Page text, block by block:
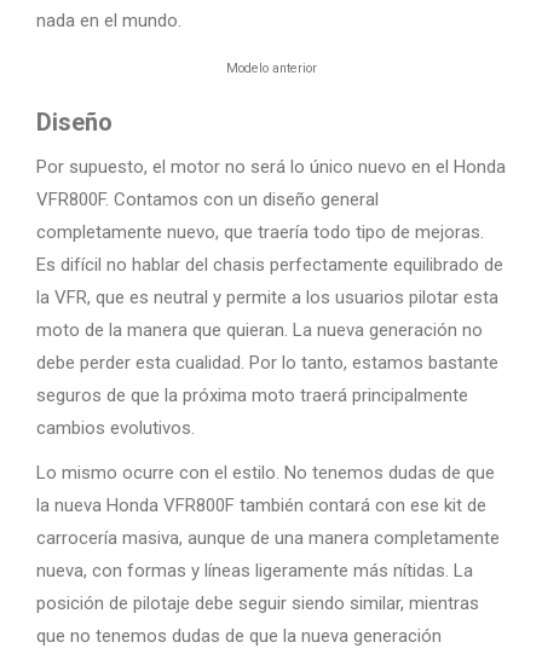
nada en el mundo.
Modelo anterior
Diseño
Por supuesto, el motor no será lo único nuevo en el Honda
VFR800F. Contamos con un diseño general
completamente nuevo, que traería todo tipo de mejoras.
Es difícil no hablar del chasis perfectamente equilibrado de
la VFR, que es neutral y permite a los usuarios pilotar esta
moto de la manera que quieran. La nueva generación no
debe perder esta cualidad. Por lo tanto, estamos bastante
seguros de que la próxima moto traerá principalmente
cambios evolutivos.
Lo mismo ocurre con el estilo. No tenemos dudas de que
la nueva Honda VFR800F también contará con ese kit de
carrocería masiva, aunque de una manera completamente
nueva, con formas y líneas ligeramente más nítidas. La
posición de pilotaje debe seguir siendo similar, mientras
que no tenemos dudas de que la nueva generación